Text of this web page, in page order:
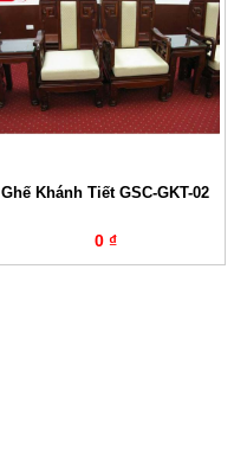
Ghế Khánh Tiết GSC-GKT-02
0 ₫